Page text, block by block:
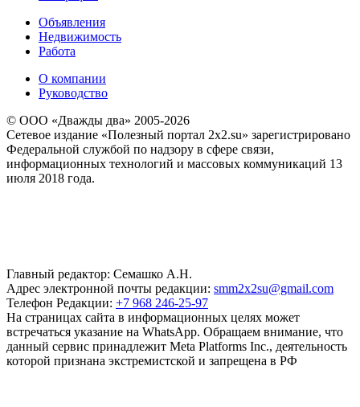
Объявления
Недвижимость
Работа
О компании
Руководство
© ООО «Дважды два» 2005-2026
Сетевое издание «Полезный портал 2x2.su» зарегистрировано
Федеральной службой по надзору в сфере связи,
информационных технологий и массовых коммуникаций 13
июля 2018 года.
Главный редактор: Семашко А.Н.
Адрес электронной почты редакции: smm2x2su@gmail.com
Телефон Редакции: +7 968 246-25-97
На страницах сайта в информационных целях может
встречаться указание на WhatsApp. Обращаем внимание, что
данный сервис принадлежит Meta Platforms Inc., деятельность
которой признана экстремистской и запрещена в РФ